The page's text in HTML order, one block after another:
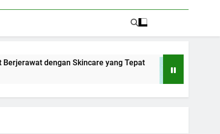
dengan Skincare yang Tepat
1 Tahun Ago